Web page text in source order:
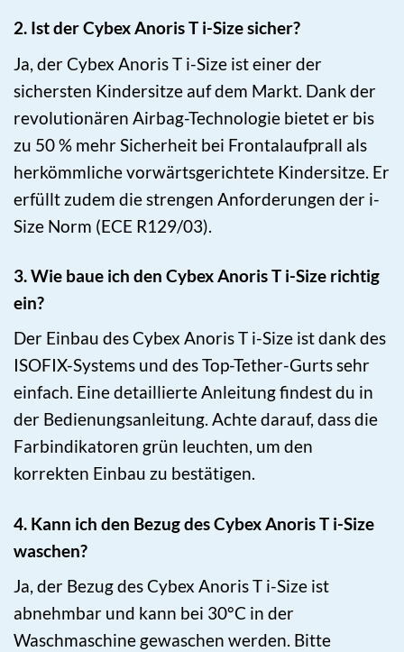
2. Ist der Cybex Anoris T i-Size sicher?
Ja, der Cybex Anoris T i-Size ist einer der
sichersten Kindersitze auf dem Markt. Dank der
revolutionären Airbag-Technologie bietet er bis
zu 50 % mehr Sicherheit bei Frontalaufprall als
herkömmliche vorwärtsgerichtete Kindersitze. Er
erfüllt zudem die strengen Anforderungen der i-
Size Norm (ECE R129/03).
3. Wie baue ich den Cybex Anoris T i-Size richtig
ein?
Der Einbau des Cybex Anoris T i-Size ist dank des
ISOFIX-Systems und des Top-Tether-Gurts sehr
einfach. Eine detaillierte Anleitung findest du in
der Bedienungsanleitung. Achte darauf, dass die
Farbindikatoren grün leuchten, um den
korrekten Einbau zu bestätigen.
4. Kann ich den Bezug des Cybex Anoris T i-Size
waschen?
Ja, der Bezug des Cybex Anoris T i-Size ist
abnehmbar und kann bei 30°C in der
Waschmaschine gewaschen werden. Bitte